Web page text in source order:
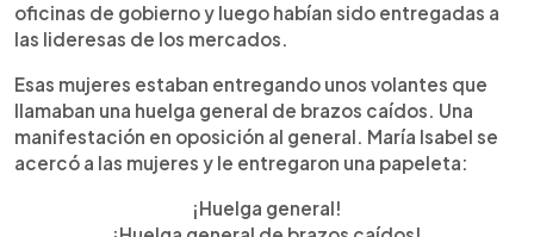
oficinas de gobierno y luego habían sido entregadas a
las lideresas de los mercados.
Esas mujeres estaban entregando unos volantes que
llamaban una huelga general de brazos caídos. Una
manifestación en oposición al general. María Isabel se
acercó a las mujeres y le entregaron una papeleta:
¡Huelga general!